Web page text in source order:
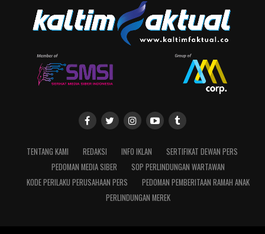
TENTANG KAMI REDAKSI INFO IKLAN
SERTIFIKAT DEWAN PERS
PEDOMAN MEDIA SIBER
SOP PERLINDUNGAN WARTAWAN
KODE PERILAKU PERUSAHAAN PERS
PEDOMAN PEMBERITAAN RAMAH ANAK
PERLINDUNGAN MEREK